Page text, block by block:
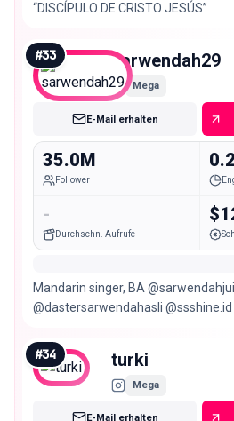
“DISCÍPULO DE CRISTO JESÚS”
#33 sarwendah29
Mega
E-Mail erhalten
35.0M
Follower
-
Durchschn. Aufrufe
Mandarin singer, BA
@dastersarwendahasli @ssshine.id
#34 turki
Mega
E-Mail erhalten